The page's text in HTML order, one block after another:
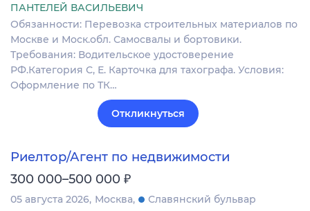
ПАНТЕЛЕЙ ВАСИЛЬЕВИЧ
Обязанности: Перевозка строительных материалов по
Москве и Моск.обл. Самосвалы и бортовики.
Требования: Водительское удостоверение
РФ.Категория С, Е. Карточка для тахографа. Условия:
Оформление по ТК…
Откликнуться
Риелтор/Агент по недвижимости
300 000–500 000 ₽
05 августа 2026 Москва
Славянский бульвар